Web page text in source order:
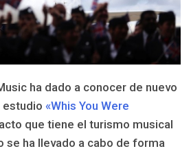
ha dado a conocer de nuevo
estudio «Whis You Were
que tiene el turismo musical
se ha llevado a cabo de forma